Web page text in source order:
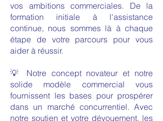
vos ambitions commerciales. De la
formation initiale à l'assistance
continue, nous sommes là à chaque
étape de votre parcours pour vous
aider à réussir.
💡 Notre concept novateur et notre
solide modèle commercial vous
fournissent les bases pour prospérer
dans un marché concurrentiel. Avec
notre soutien et votre dévouement, les